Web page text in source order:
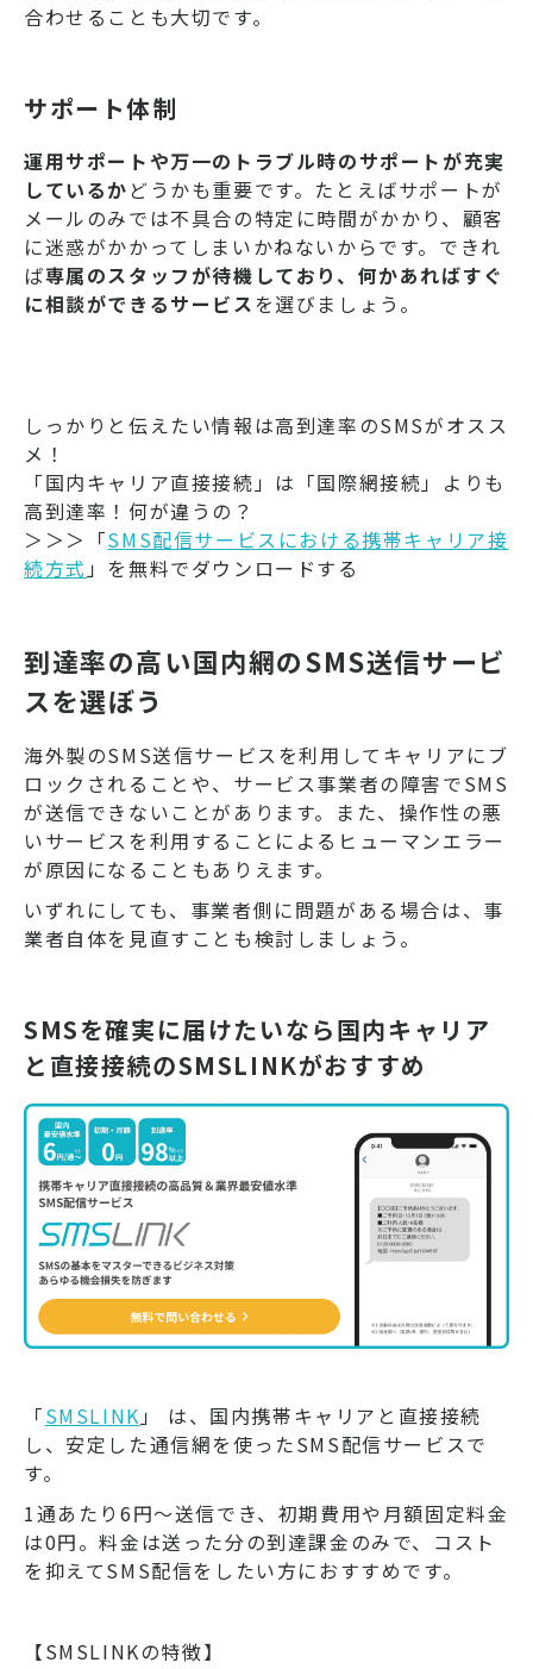
合わせることも大切です。
サポート体制
運用サポートや万一のトラブル時のサポートが充実
しているか どうかも重要です。たとえばサポートが
メールのみでは不具合の特定に時間がかかり、顧客
に迷惑がかかってしまいかねないからです。できれ
ば専属のスタッフが待機しており、何かあればすぐ
に相談ができるサービスを選びましょう。
しっかりと伝えたい情報は高到達率のSMSがオスス
メ！
「国内キャリア直接接続」は「国際網接続」よりも
高到達率！何が違うの？
＞＞＞「SMS配信サービスにおける携帯キャリア接
続方式」を無料でダウンロードする
到達率の高い国内網のSMS送信サービ
スを選ぼう
海外製のSMS送信サービスを利用してキャリアにブ
ロックされることや、サービス事業者の障害でSMS
が送信できないことがあります。また、操作性の悪
いサービスを利用することによるヒューマンエラー
が原因になることもありえます。
いずれにしても、事業者側に問題がある場合は、事
業者自体を見直すことも検討しましょう。
SMSを確実に届けたいなら国内キャリア
と直接接続のSMSLINKがおすすめ
「SMSLINK」 は、国内携帯キャリアと直接接続
し、安定した通信網を使ったSMS配信サービスで
す。
1通あたり6円～送信でき、初期費用や月額固定料金
は0円。料金は送った分の到達課金のみで、コスト
を抑えてSMS配信をしたい方におすすめです。
【SMSLINKの特徴】